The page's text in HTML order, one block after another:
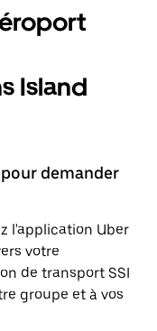
Island
demander
l'application Uber
votre
de transport SSI
groupe et à vos